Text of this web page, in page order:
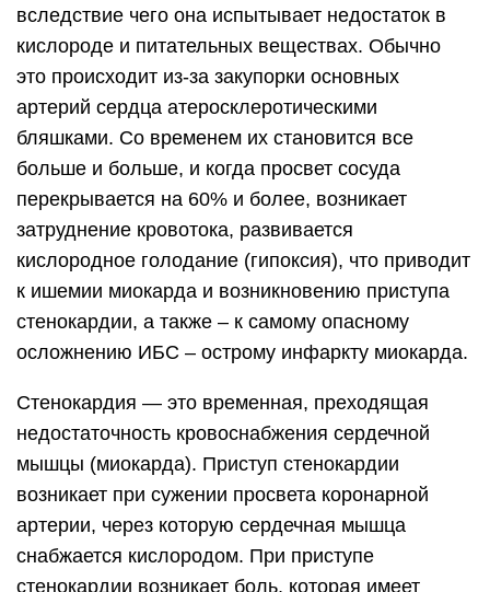
вследствие чего она испытывает недостаток в
кислороде и питательных веществах. Обычно
это происходит из-за закупорки основных
артерий сердца атеросклеротическими
бляшками. Со временем их становится все
больше и больше, и когда просвет сосуда
перекрывается на 60% и более, возникает
затруднение кровотока, развивается
кислородное голодание (гипоксия), что приводит
к ишемии миокарда и возникновению приступа
стенокардии, а также – к самому опасному
осложнению ИБС – острому инфаркту миокарда.
Стенокардия — это временная, преходящая
недостаточность кровоснабжения сердечной
мышцы (миокарда). Приступ стенокардии
возникает при сужении просвета коронарной
артерии, через которую сердечная мышца
снабжается кислородом. При приступе
стенокардии возникает боль, которая имеет